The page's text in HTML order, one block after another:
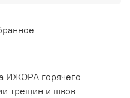
ИЖОРА горячего
трещин и швов